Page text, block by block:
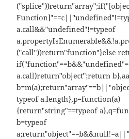
a.call&&"undefined"!=typeof
("call"))return"function"}else
a.call)return"object";return
typeof a.length},p=function(a)
{return"string"==typeof
b=typeof